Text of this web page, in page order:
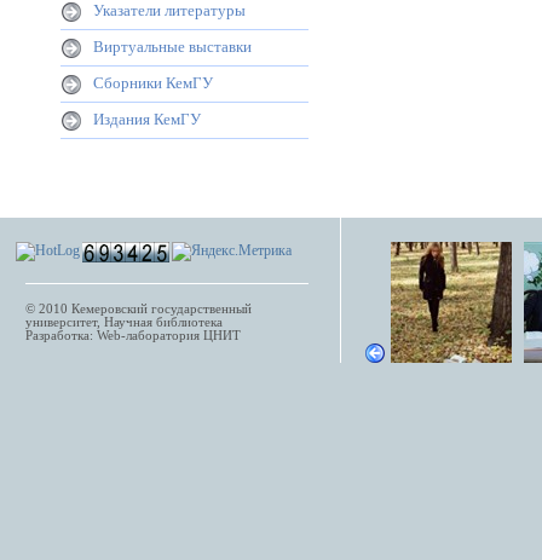
Указатели литературы
Виртуальные выставки
Сборники КемГУ
Издания КемГУ
© 2010 Кемеровский государственный
университет, Научная библиотека
Разработка: Web-лаборатория ЦНИТ